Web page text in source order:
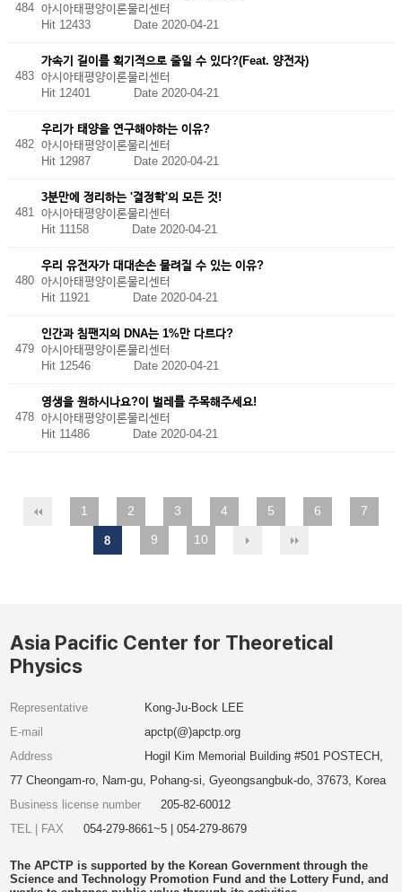
484 아시아태평양이론물리센터
Hit 12433 Date 2020-04-21
483
가속기 길이를 획기적으로 줄일 수 있다?(Feat. 양전자)
아시아태평양이론물리센터
Hit 12401 Date 2020-04-21
482
우리가 태양을 연구해야하는 이유?
아시아태평양이론물리센터
Hit 12987 Date 2020-04-21
481
3분만에 정리하는 '결정학'의 모든 것!
아시아태평양이론물리센터
Hit 11158 Date 2020-04-21
480
우리 유전자가 대대손손 물려질 수 있는 이유?
아시아태평양이론물리센터
Hit 11921 Date 2020-04-21
479
인간과 침팬지의 DNA는 1%만 다르다?
아시아태평양이론물리센터
Hit 12546 Date 2020-04-21
478
영생을 원하시나요?이 벌레를 주목해주세요!
아시아태평양이론물리센터
Hit 11486 Date 2020-04-21
1 2 3 4 5 6 7
8 9 10
Asia Pacific Center for Theoretical
Physics
Representative
Kong-Ju-Bock LEE
E-mail
apctp(@)apctp.org
Address
Hogil Kim Memorial Building #501 POSTECH,
77 Cheongam-ro, Nam-gu, Pohang-si, Gyeongsangbuk-do, 37673, Korea
Business license number
205-82-60012
TEL | FAX
054-279-8661~5 | 054-279-8679
The APCTP is supported by the Korean Government through the
Science and Technology Promotion Fund and the Lottery Fund, and